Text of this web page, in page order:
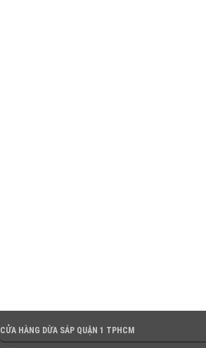
CỬA HÀNG DỪA SÁP QUẬN 1 TPHCM